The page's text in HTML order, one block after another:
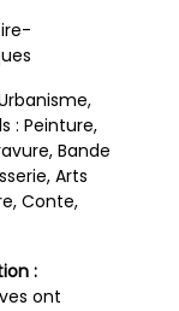
: Peinture,
Bande
Arts
Conte,
:
ont